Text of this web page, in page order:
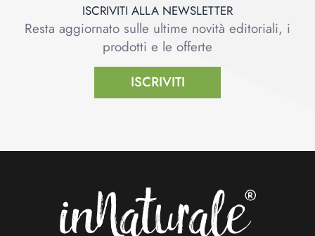
ISCRIVITI ALLA NEWSLETTER
Resta aggiornato sulle ultime novità editoriali, i
prodotti e le offerte
ISCRIVITI